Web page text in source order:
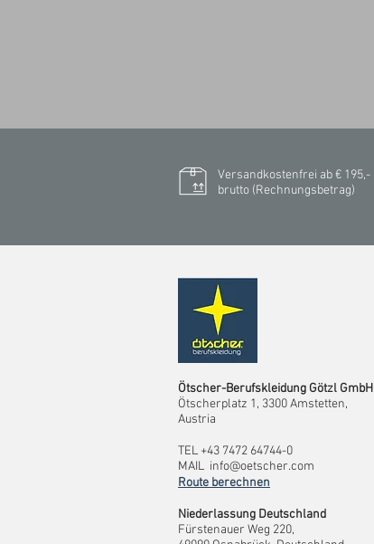
Versandkostenfrei ab € 195,-
brutto (Rechnungsbetrag)​
Ötscher-Berufskleidung Götzl GmbH
Ötscherplatz 1, 3300 Amstetten,
Austria
TEL +43 7472 64744-0
MAIL info@oetscher.com
Route berechnen
Niederlassung Deutschland
Fürstenauer Weg 220,